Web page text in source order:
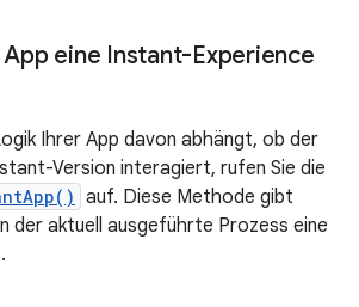
eine Instant-Experience
Ihrer App davon abhängt, ob der
Version interagiert, rufen Sie die
auf. Diese Methode gibt
der aktuell ausgeführte Prozess eine